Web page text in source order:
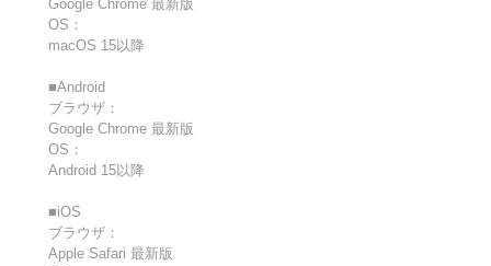
Google Chrome 最新版
OS：
macOS 15以降
■Android
ブラウザ：
Google Chrome 最新版
OS：
Android 15以降
■iOS
ブラウザ：
Apple Safari 最新版